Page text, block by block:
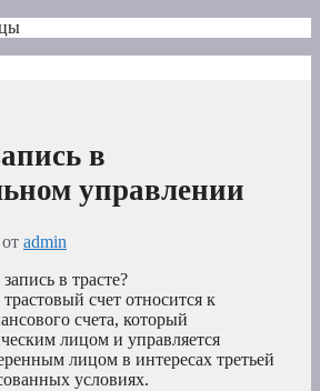
в
управлении
от admin
в трасте?
счет относится к
счета, который
лицом и управляется
лицом в интересах третьей
условиях.